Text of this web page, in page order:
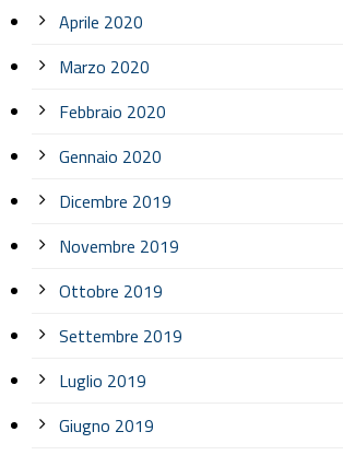
Aprile 2020
Marzo 2020
Febbraio 2020
Gennaio 2020
Dicembre 2019
Novembre 2019
Ottobre 2019
Settembre 2019
Luglio 2019
Giugno 2019